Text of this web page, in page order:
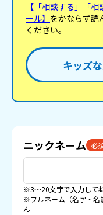
【「相談する」「
ール】 をかならず読
ください。
キッズ
ニックネーム 必
※3〜20文字で入力して
※フルネーム（名字・名
ん